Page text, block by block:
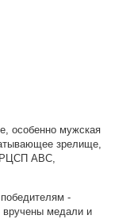
особенно мужская
зрелище,
РЦСП АВС,
-
вручены медали и